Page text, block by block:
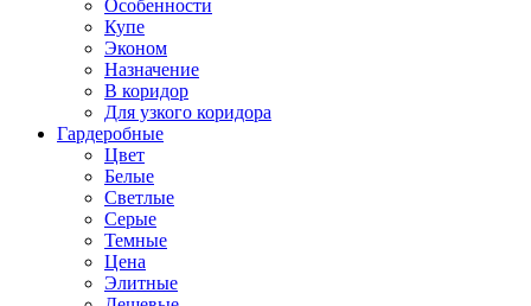
Особенности
Купе
Эконом
Назначение
В коридор
Для узкого коридора
Гардеробные
Цвет
Белые
Светлые
Серые
Темные
Цена
Элитные